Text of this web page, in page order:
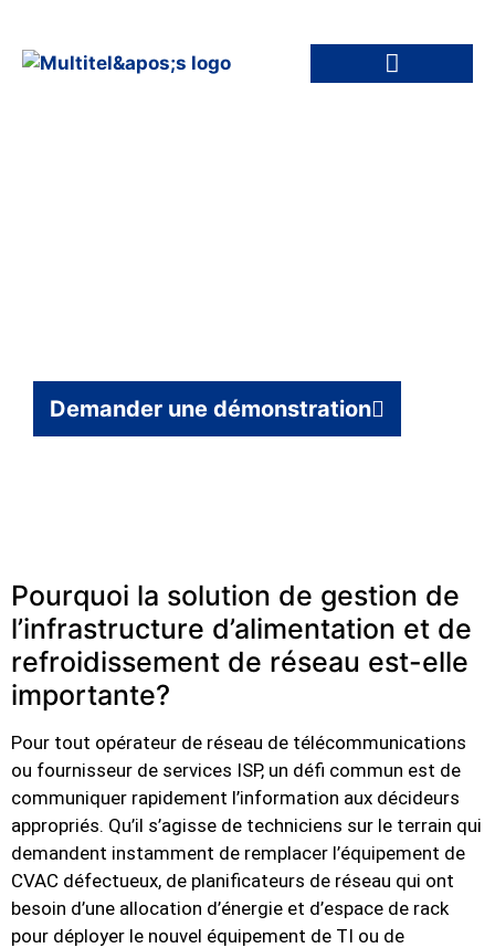
Demander une démonstration
Pourquoi la solution de gestion de
l’infrastructure d’alimentation et de
refroidissement de réseau est-elle
importante?
Pour tout opérateur de réseau de télécommunications
ou fournisseur de services ISP, un défi commun est de
communiquer rapidement l’information aux décideurs
appropriés. Qu’il s’agisse de techniciens sur le terrain qui
demandent instamment de remplacer l’équipement de
CVAC défectueux, de planificateurs de réseau qui ont
besoin d’une allocation d’énergie et d’espace de rack
pour déployer le nouvel équipement de TI ou de